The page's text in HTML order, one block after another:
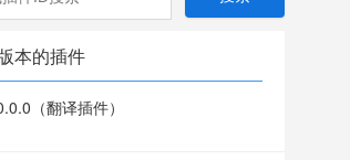
本的插件
（翻译插件）